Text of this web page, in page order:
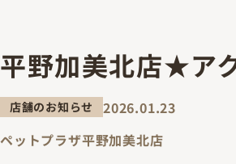
平野加美北店★ア
店舗のお知らせ
2026.01.23
ペットプラザ平野加美北店